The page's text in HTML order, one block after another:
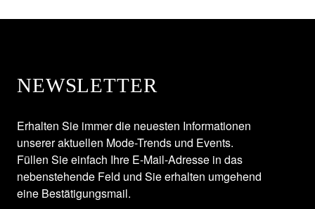
NEWSLETTER
Erhalten Sie immer die neuesten Informationen
unserer aktuellen Mode-Trends und Events.
Füllen Sie einfach Ihre E-Mail-Adresse in das
nebenstehende Feld und Sie erhalten umgehend
eine Bestätigungsmail.